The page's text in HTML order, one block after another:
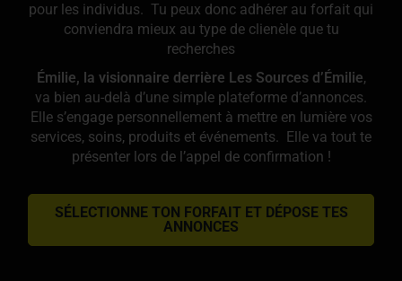
pour les individus. Tu peux donc adhérer au forfait qui
conviendra mieux au type de clienèle que tu
recherches
Émilie, la visionnaire derrière Les Sources d’Émilie,
va bien au-delà d’une simple plateforme d’annonces.
Elle s’engage personnellement à mettre en lumière vos
services, soins, produits et événements. Elle va tout te
présenter lors de l’appel de confirmation !
SÉLECTIONNE TON FORFAIT ET DÉPOSE TES
ANNONCES